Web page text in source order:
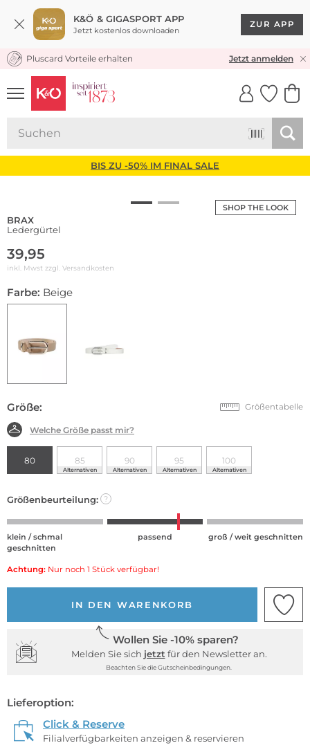
K&Ö & GIGASPORT APP
Jetzt kostenlos downloaden
ZUR APP
KOSTENLOSER VERSAND* & RÜCKVERSAND
Pluscard Vorteile erhalten Jetzt anmelden
UNSERE APP
CLICK &
BIS ZU -50% IM FINAL SALE
SHOP THE LOOK
BRAX
Ledergürtel
39,95
inkl. Mwst zzgl. Versandkosten
Farbe: Beige
Größe: Größentabelle
Welche Größe passt mir?
80 85
Alternativen
90
Alternativen
95
Alternativen
100
Alternativen
Größenbeurteilung: ?
klein / schmal
geschnitten
passend groß / weit geschnitten
Achtung: Nur noch 1 Stück verfügbar!
IN DEN WARENKORB
Wollen Sie -10% sparen?
Melden Sie sich jetzt für den Newsletter an.
Beachten Sie die Gutscheinbedingungen.
Lieferoption:
Click & Reserve
Filialverfügbarkeiten anzeigen & reservieren